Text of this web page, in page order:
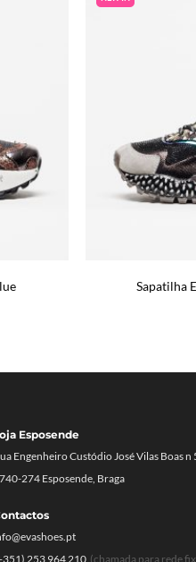
Sapatilha
Esposende
Engenheiro Custódio José Vilas Boas n
274 Esposende, Braga
253 964 210 (chamada para rede